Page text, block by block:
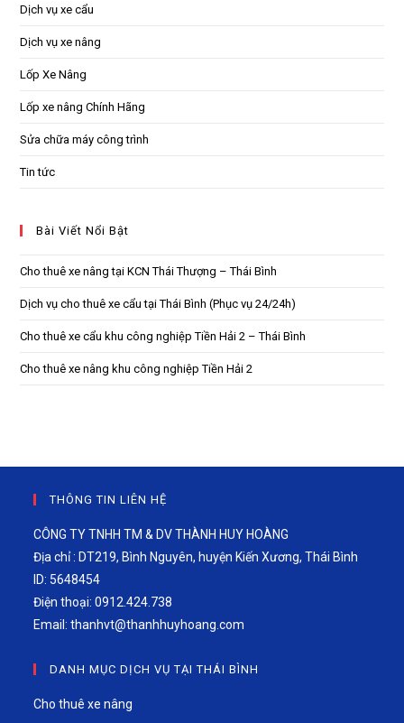
Dịch vụ xe cẩu
Dịch vụ xe nâng
Lốp Xe Nâng
Lốp xe nâng Chính Hãng
Sửa chữa máy công trình
Tin tức
Bài Viết Nổi Bật
Cho thuê xe nâng tại KCN Thái Thượng – Thái Bình
Dịch vụ cho thuê xe cẩu tại Thái Bình (Phục vụ 24/24h)
Cho thuê xe cẩu khu công nghiệp Tiền Hải 2 – Thái Bình
Cho thuê xe nâng khu công nghiệp Tiền Hải 2
THÔNG TIN LIÊN HỆ
CÔNG TY TNHH TM & DV THÀNH HUY HOÀNG
Địa chỉ : DT219, Bình Nguyên, huyện Kiến Xương, Thái Bình
ID: 5648454
Điện thoại: 0912.424.738
Email:thanhvt@thanhhuyhoang.com
DANH MỤC DỊCH VỤ TẠI THÁI BÌNH
Cho thuê xe nâng